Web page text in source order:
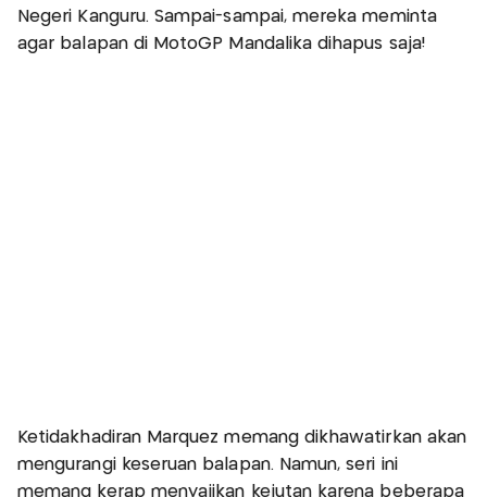
Negeri Kanguru. Sampai-sampai, mereka meminta
agar balapan di MotoGP Mandalika dihapus saja!
Ketidakhadiran Marquez memang dikhawatirkan akan
mengurangi keseruan balapan. Namun, seri ini
memang kerap menyajikan kejutan karena beberapa